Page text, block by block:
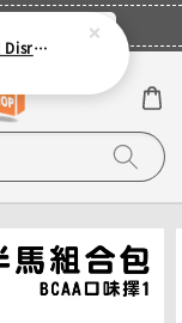
立即登入
【INCYLENCE】跑步運動機能襪 Disrupts Black